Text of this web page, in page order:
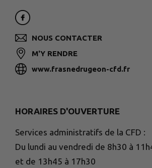
NOUS CONTACTER
M'Y RENDRE
www.frasnedrugeon-cfd.fr
HORAIRES D'OUVERTURE
Services administratifs de la CFD :
Du lundi au vendredi de 8h30 à
et de 13h45 à 17h30